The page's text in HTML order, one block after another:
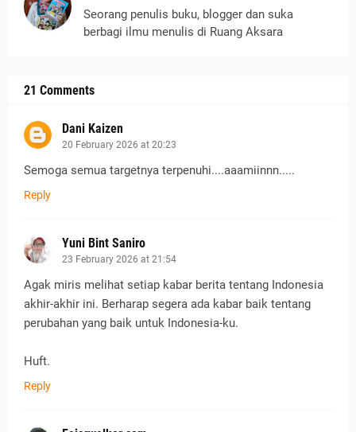
Seorang penulis buku, blogger dan suka
berbagi ilmu menulis di Ruang Aksara
21 Comments
Dani Kaizen
20 February 2026 at 20:23
Semoga semua targetnya terpenuhi....aaamiinnn.....
Reply
Yuni Bint Saniro
23 February 2026 at 21:54
Agak miris melihat setiap kabar berita tentang Indonesia
akhir-akhir ini. Berharap segera ada kabar baik tentang
perubahan yang baik untuk Indonesia-ku.
Huft.
Reply